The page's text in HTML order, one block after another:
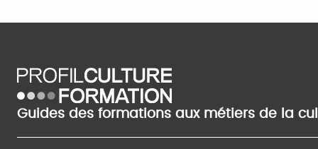
Guides des formations aux métiers de la